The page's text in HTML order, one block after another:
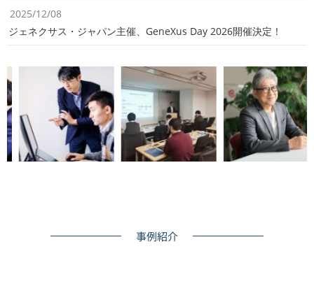
2025/12/08
ジェネクサス・ジャパン主催、GeneXus Day 2026開催決定！
事例紹介